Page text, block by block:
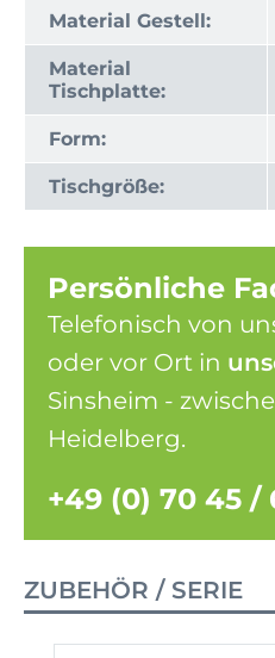
Material Gestell:
Material
Tischplatte:
Form:
Tischgröße:
Persönliche
Telefonisch von
oder vor Ort in
Sinsheim -
Heidelberg.
+49 (0) 70 45 /
ZUBEHÖR / SERIE